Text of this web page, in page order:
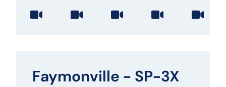
Faymonville - SP-3X